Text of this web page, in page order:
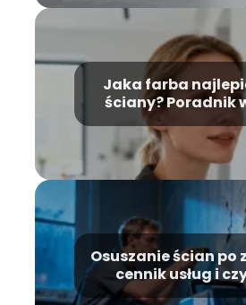
Jaka farba
ściany? Poradnik
Osuszanie ścian po
cennik usług i
cenowe